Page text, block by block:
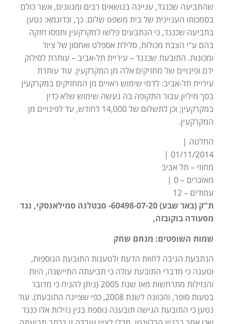
שהתביעה שכנגד, עניינה בנושאים רבים ומגוונים, אשר כולם
בסמכותו העניינית של בית משפט שלום. כך, וכדוגמא: נטען
בתביעה שכנגד, כי הנתבעים פלשו למקרקעין ותפסו חזקה
בהם ע"י הצבת מכולות, סלילת אספלט ואחסון של ציוד
ומכונות. התובעת שכנגד – עיריית תל-אביב – עותרת לסילוק
ידם ופינויים של מחזיקים אלה מן המקרקעין. עוד עותרת
עיריית תל-אביב: לדמי שימוש ראויים מן המחזיקים במקרקעין
בסך מיליון עבור התקופה בה נעשה שימוש שלא כדין
במקרקעין; וכן לתשלום של 14,000 לחודש, עד לפינויים מן
המקרקעין.
החלטה |
01/11/2014 |
מחוזי – תל אביב
מאזכרים – 0 |
עמודים – 12
ת"ק (באר שבע) 60498-07-20- סבטלנה סמילאנסקי, נגד
מסעודה בוקובזה,
שמות השופטים: מנחם שחק
הנתבעת הגיבה לחוות הדעת ולטענות התובעת הנוספות,
וטענה כי מדברי התובעת עולה כי תביעתה התיישנה, היות
והנזילות מתרחשות מאז שנת 2005 (ניתן להניח כי מדובר
בטעות סופר, והכוונה לשנת 2008, כפי שציינה התובעת). עוד
נטען כי התובעת הגישה תובענה נוספת בגין נזילות אלו כנגד